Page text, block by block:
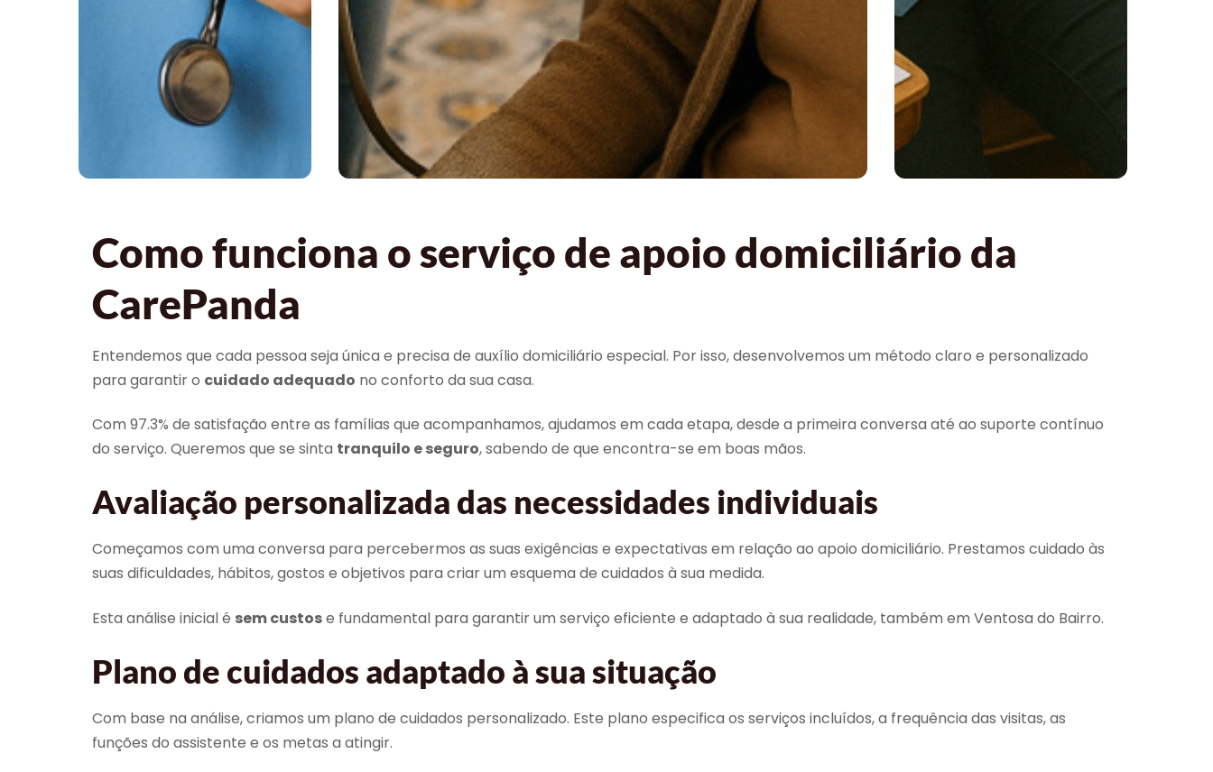
Como funciona o serviço de apoio domiciliário da
CarePanda
Entendemos que cada pessoa seja única e precisa de auxílio domiciliário especial. Por isso, desenvolvemos um método claro e personalizado
para garantir o cuidado adequado no conforto da sua casa.
Com 97.3% de satisfação entre as famílias que acompanhamos, ajudamos em cada etapa, desde a primeira conversa até ao suporte contínuo
do serviço. Queremos que se sinta tranquilo e seguro, sabendo de que encontra-se em boas mãos.
Avaliação personalizada das necessidades individuais
Começamos com uma conversa para percebermos as suas exigências e expectativas em relação ao apoio domiciliário. Prestamos cuidado às
suas dificuldades, hábitos, gostos e objetivos para criar um esquema de cuidados à sua medida.
Esta análise inicial é sem custose fundamental para garantir um serviço eficiente e adaptado à sua realidade, também em Ventosa do Bairro.
Plano de cuidados adaptado à sua situação
Com base na análise, criamos um plano de cuidados personalizado. Este plano especifica os serviços incluídos, a frequência das visitas, as
funções do assistente e os metas a atingir.